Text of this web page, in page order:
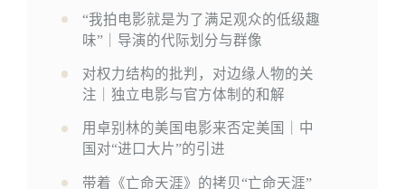
“我拍电影就是为了满足观众的低级趣
味”｜导演的代际划分与群像
对权力结构的批判，对边缘人物的关
注｜独立电影与官方体制的和解
用卓别林的美国电影来否定美国｜中
国对“进口大片”的引进
带着《亡命天涯》的拷贝“亡命天涯”